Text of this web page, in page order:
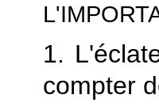
1.
compter